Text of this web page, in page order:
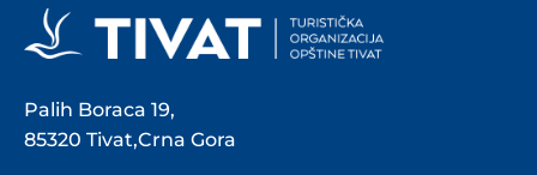
Palih Boraca 19,
85320 Tivat,Crna Gora